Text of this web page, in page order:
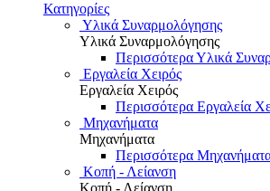
Κατηγορίες
Υλικά Συναρμολόγησης
Υλικά Συναρμολόγησης
Περισσότερα Υλικά
Εργαλεία Χειρός
Εργαλεία Χειρός
Περισσότερα Εργαλεία
Μηχανήματα
Μηχανήματα
Περισσότερα
Κοπή - Λείανση
Κοπή - Λείανση